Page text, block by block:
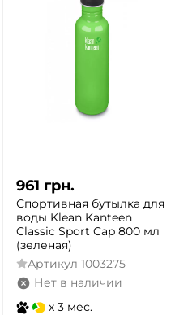
961 грн.
Спортивная бутылка для
воды Klean Kanteen
Classic Sport Cap 800 мл
(зеленая)
Артикул 1003275
Нет в наличии
x 3 мес.